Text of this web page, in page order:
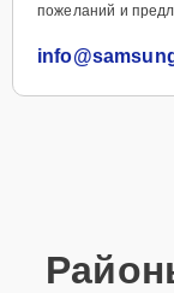
пожеланий и